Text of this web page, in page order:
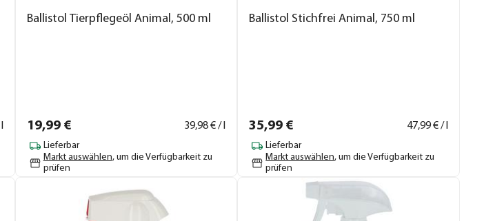
Ballistol Tierpflegeöl Animal, 500 ml
19,99€ 39,98€ / l
Lieferbar
Markt auswählen, um die Verfügbarkeit zu
prüfen
Ballistol Stichfrei Animal, 750 ml
35,99 € 47,99€ / l
Lieferbar
Markt auswählen, um die Verfügbarkeit zu
prüfen